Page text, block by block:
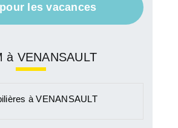
les vacances
à VENANSAULT
à VENANSAULT